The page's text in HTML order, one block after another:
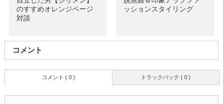
のすすめオレンジページ
対談
ッションスタイリング
コメント
トラックバック ( 0 )
コメント ( 0 )